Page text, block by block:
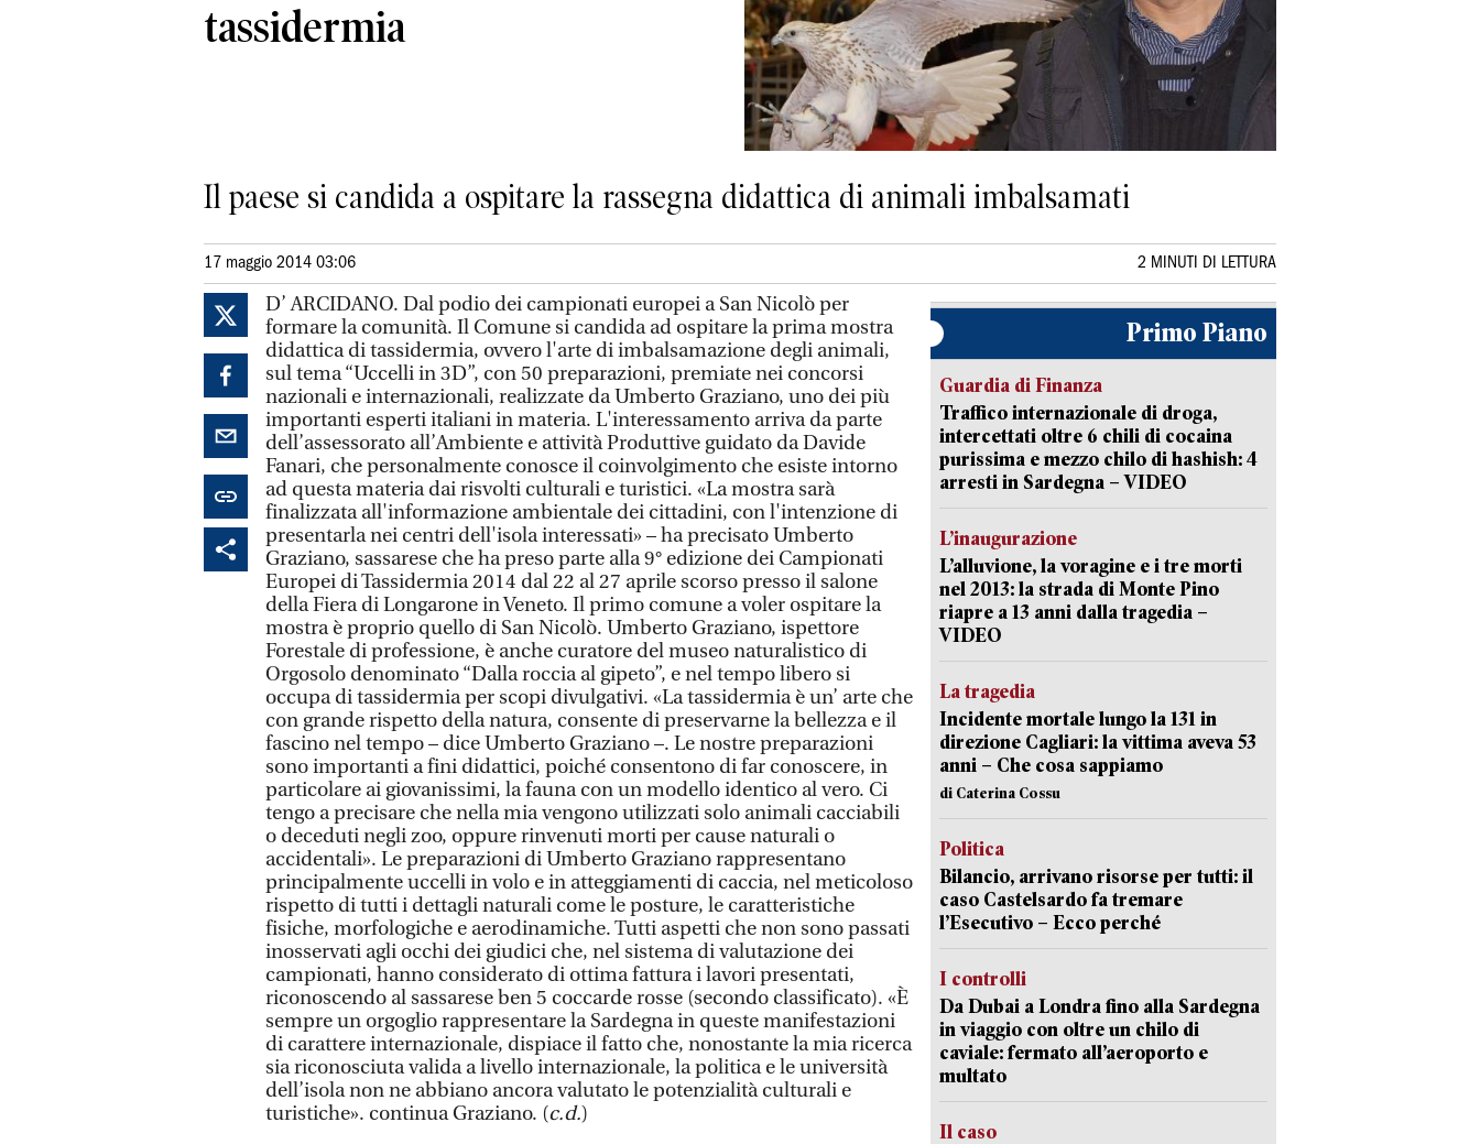
tassidermia
Il paese si candida a ospitare la rassegna didattica di animali imbalsamati
17 maggio 2014 03:06 2 MINUTI DI LETTURA
D’ ARCIDANO. Dal podio dei campionati europei a San Nicolò per
formare la comunità. Il Comune si candida ad ospitare la prima mostra
didattica di tassidermia, ovvero l'arte di imbalsamazione degli animali,
sul tema “Uccelli in 3D”, con 50 preparazioni, premiate nei concorsi
nazionali e internazionali, realizzate da Umberto Graziano, uno dei più
importanti esperti italiani in materia. L'interessamento arriva da parte
dell’assessorato all’Ambiente e attività Produttive guidato da Davide
Fanari, che personalmente conosce il coinvolgimento che esiste intorno
ad questa materia dai risvolti culturali e turistici. «La mostra sarà
finalizzata all'informazione ambientale dei cittadini, con l'intenzione di
presentarla nei centri dell'isola interessati» – ha precisato Umberto
Graziano, sassarese che ha preso parte alla 9° edizione dei Campionati
Europei di Tassidermia 2014 dal 22 al 27 aprile scorso presso il salone
della Fiera di Longarone in Veneto. Il primo comune a voler ospitare la
mostra è proprio quello di San Nicolò. Umberto Graziano, ispettore
Forestale di professione, è anche curatore del museo naturalistico di
Orgosolo denominato “Dalla roccia al gipeto”, e nel tempo libero si
occupa di tassidermia per scopi divulgativi. «La tassidermia è un’ arte che
con grande rispetto della natura, consente di preservarne la bellezza e il
fascino nel tempo – dice Umberto Graziano –. Le nostre preparazioni
sono importanti a fini didattici, poiché consentono di far conoscere, in
particolare ai giovanissimi, la fauna con un modello identico al vero. Ci
tengo a precisare che nella mia vengono utilizzati solo animali cacciabili
o deceduti negli zoo, oppure rinvenuti morti per cause naturali o
accidentali». Le preparazioni di Umberto Graziano rappresentano
principalmente uccelli in volo e in atteggiamenti di caccia, nel meticoloso
rispetto di tutti i dettagli naturali come le posture, le caratteristiche
fisiche, morfologiche e aerodinamiche. Tutti aspetti che non sono passati
inosservati agli occhi dei giudici che, nel sistema di valutazione dei
campionati, hanno considerato di ottima fattura i lavori presentati,
riconoscendo al sassarese ben 5 coccarde rosse (secondo classificato). «È
sempre un orgoglio rappresentare la Sardegna in queste manifestazioni
di carattere internazionale, dispiace il fatto che, nonostante la mia ricerca
sia riconosciuta valida a livello internazionale, la politica e le università
dell’isola non ne abbiano ancora valutato le potenzialità culturali e
turistiche». continua Graziano. (c.d.)
Primo Piano
Guardia di Finanza
Traffico internazionale di droga,
intercettati oltre 6 chili di cocaina
purissima e mezzo chilo di hashish: 4
arresti in Sardegna – VIDEO
L’inaugurazione
L’alluvione, la voragine e i tre morti
nel 2013: la strada di Monte Pino
riapre a 13 anni dalla tragedia –
VIDEO
La tragedia
Incidente mortale lungo la 131 in
direzione Cagliari: la vittima aveva 53
anni – Che cosa sappiamo
di Caterina Cossu
Politica
Bilancio, arrivano risorse per tutti: il
caso Castelsardo fa tremare
l’Esecutivo – Ecco perché
I controlli
Da Dubai a Londra fino alla Sardegna
in viaggio con oltre un chilo di
caviale: fermato all’aeroporto e
multato
Il caso